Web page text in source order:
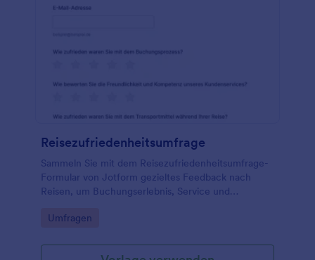
Reisezufriedenheitsumfrage
Sammeln Sie mit dem Reisezufriedenheitsumfrage-
Formular von Jotform gezieltes Feedback nach
Reisen, um Buchungserlebnis, Service und
für Reisebüros und Veranstalter zu verbessern.
Go to Category:
Umfragen